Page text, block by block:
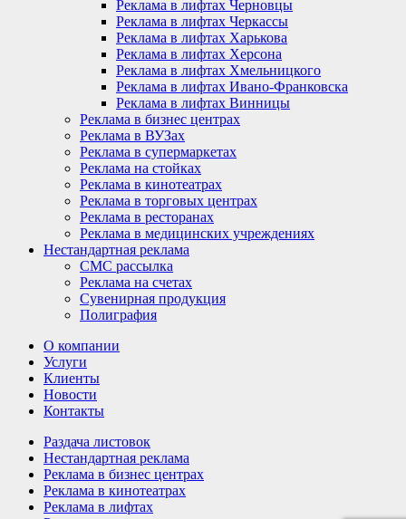
Реклама в лифтах Черновцы
Реклама в лифтах Черкассы
Реклама в лифтах Харькова
Реклама в лифтах Херсона
Реклама в лифтах Хмельницкого
Реклама в лифтах Ивано-Франковска
Реклама в лифтах Винницы
Реклама в бизнес центрах
Реклама в ВУЗах
Реклама в супермаркетах
Реклама на стойках
Реклама в кинотеатрах
Реклама в торговых центрах
Реклама в ресторанах
Реклама в медицинских учреждениях
Нестандартная реклама
СМС рассылка
Реклама на счетах
Сувенирная продукция
Полиграфия
О компании
Услуги
Клиенты
Новости
Контакты
Раздача листовок
Нестандартная реклама
Реклама в бизнес центрах
Реклама в кинотеатрах
Реклама в лифтах